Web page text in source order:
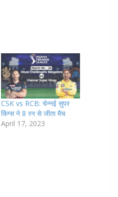
CSK vs RCB: चेन्नई सुपर
किंग्स ने 8 रन से जीता मैच
April 17, 2023